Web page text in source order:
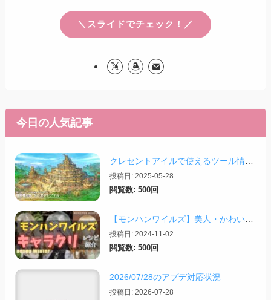
＼スライドでチェック！／
今日の人気記事
投稿日: 2025-05-28
閲覧数: 500回
投稿日: 2024-11-02
閲覧数: 500回
2026/07/28のアプデ対応状況
投稿日: 2026-07-28